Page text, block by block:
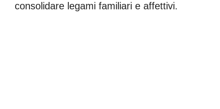
consolidare legami familiari e affettivi.